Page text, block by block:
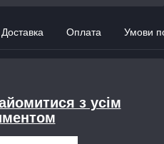
Доставка Оплата Умови
з усім